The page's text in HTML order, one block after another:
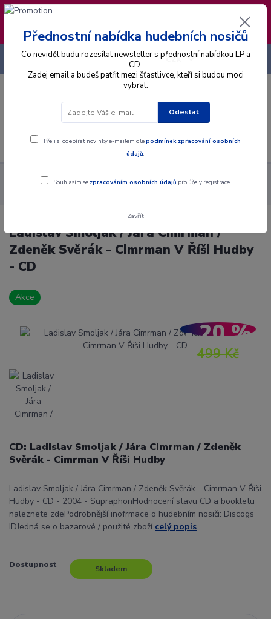
❣️ Od 4.8. do 13.8. čerpám dovolenou. Datum
expedice objednávek se posouvá na pátek
14.8.2026 🐋
Menu
CZK
+420 725 736 293
Alba CD
Ladislav Smoljak / Jára Cimrman / Zdeněk Svěrák -
Ladislav Smoljak / Jára Cimrman /
Zdeněk Svěrák - Cimrman V Říši Hudby
- CD
Akce
499 Kč
- 20 %
CD: Ladislav Smoljak / Jára Cimrman / Zdeněk
Svěrák - Cimrman V Říši Hudby
Ladislav Smoljak / Jára Cimrman / Zdeněk Svěrák - Cimrman V Říši
Hudby - CD - 2004 - SupraphonHodnocení stavu CD a bookletu
naleznete zdePodrobnější inofrmace o hudebním nosiči: Discogs
IDJedná se o bazarové / použité zboží celý popis
Dostupnost Skladem
Přednostní nabídka hudebních nosičů
Co nevidět budu rozesílat newsletter s přednostní nabídkou LP a
CD.
Zadej email a budeš patřit mezi šťastlivce, kteří si budou moci
vybrat.
Odeslat
Přeji si odebírat novinky e-mailem dlepodmínek zpracování osobních
údajů.
Souhlasím se zpracováním osobních údajů pro účely registrace.
Zavřít